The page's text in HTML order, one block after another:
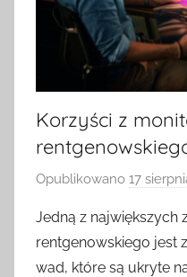
Korzyści z
Opublikowano 17
Jedną z największych
rentgenowskiego jest
wad, które są ukryte